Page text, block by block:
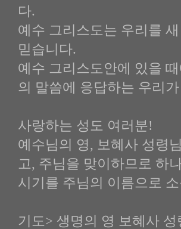
다.
예수 그리스도는 우리를
믿습니다.
예수 그리스도안에 있을
의 말씀에 응답하는 우리
사랑하는 성도 여러분!
예수님의 영, 보혜사 성령
고, 주님을 맞이하므로 하
시기를 주님의 이름으로
기도> 생명의 영 보혜사